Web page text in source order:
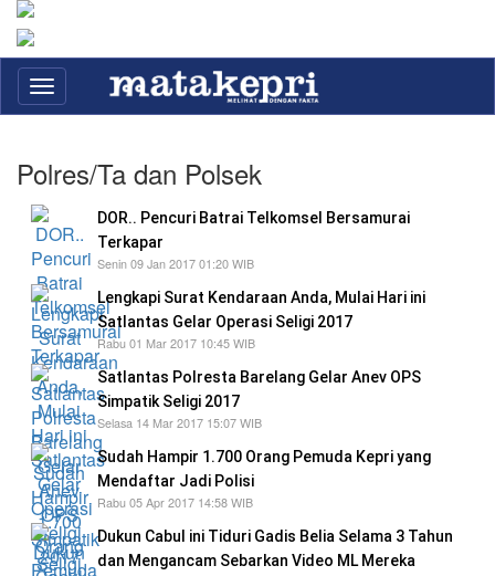
Toggle
navigation
Polres/Ta dan Polsek
DOR.. Pencuri Batrai Telkomsel Bersamurai
Terkapar
Senin 09 Jan 2017 01:20 WIB
Lengkapi Surat Kendaraan Anda, Mulai Hari ini
Satlantas Gelar Operasi Seligi 2017
Rabu 01 Mar 2017 10:45 WIB
Satlantas Polresta Barelang Gelar Anev OPS
Simpatik Seligi 2017
Selasa 14 Mar 2017 15:07 WIB
Sudah Hampir 1.700 Orang Pemuda Kepri yang
Mendaftar Jadi Polisi
Rabu 05 Apr 2017 14:58 WIB
Dukun Cabul ini Tiduri Gadis Belia Selama 3 Tahun
dan Mengancam Sebarkan Video ML Mereka